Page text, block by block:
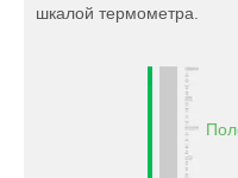
шкалой термометра.